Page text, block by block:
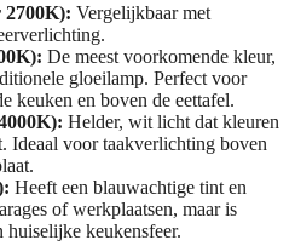
Vergelijkbaar met
De meest voorkomende kleur,
gloeilamp. Perfect voor
keuken en boven de eettafel.
Helder, wit licht dat kleuren
Ideaal voor taakverlichting boven
Heeft een blauwachtige tint en
of werkplaatsen, maar is
keukensfeer.